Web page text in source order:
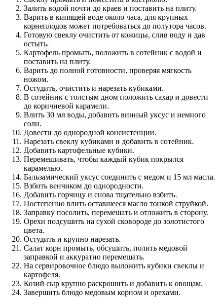
Залить водой почти до краев и поставить на плиту.
Варить в кипящей воде около часа, для крупных
корнеплодов может потребоваться до полутора часов.
Готовую свеклу очистить от кожицы, слив воду и дав
остыть.
Картофель промыть, положить в сотейник с водой и
поставить на плиту.
Варить до полной готовности, проверяя мягкость
ножом.
Остудить, очистить и нарезать кубиками.
В сотейник с толстым дном положить сахар и довести
до коричневой карамели.
Влить 30 мл воды, добавить винный уксус и немного
соли.
Довести до однородной консистенции.
Нарезать свеклу кубиками и добавить в сотейник.
Добавить картофельные кубики.
Перемешивать, чтобы каждый кубик покрылся
карамелью.
Бальзамический уксус соединить с медом и 15 мл масла.
Взбить венчиком до однородности.
Добавить горчицу и снова тщательно взбить.
Постепенно влить оставшееся масло тонкой струйкой.
Заправку посолить, перемешать и отложить в сторону.
Орехи подсушить на сухой сковороде до золотистого
цвета.
Остудить и крупно нарезать.
Салат корн промыть, обсушить, полить медовой
заправкой и аккуратно перемешать.
На сервировочное блюдо выложить кубики свеклы и
картофеля.
Козий сыр крупно раскрошить и добавить к овощам.
Завершить блюдо медовым корном и орехами.